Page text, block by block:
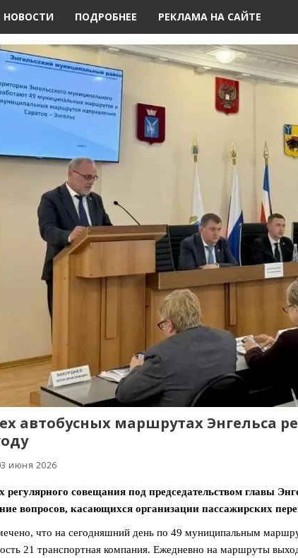
НОВОСТИ ПОДРОБНЕЕ РЕКЛАМА НА САЙТЕ
автобусных маршрутах Энгельса
июня 2026
регулярного совещания под председательством главы
вопросов, касающихся организации пассажирских
что на сегодняшний день по 49 муниципальным
21 транспортная компания. Ежедневно на маршруты